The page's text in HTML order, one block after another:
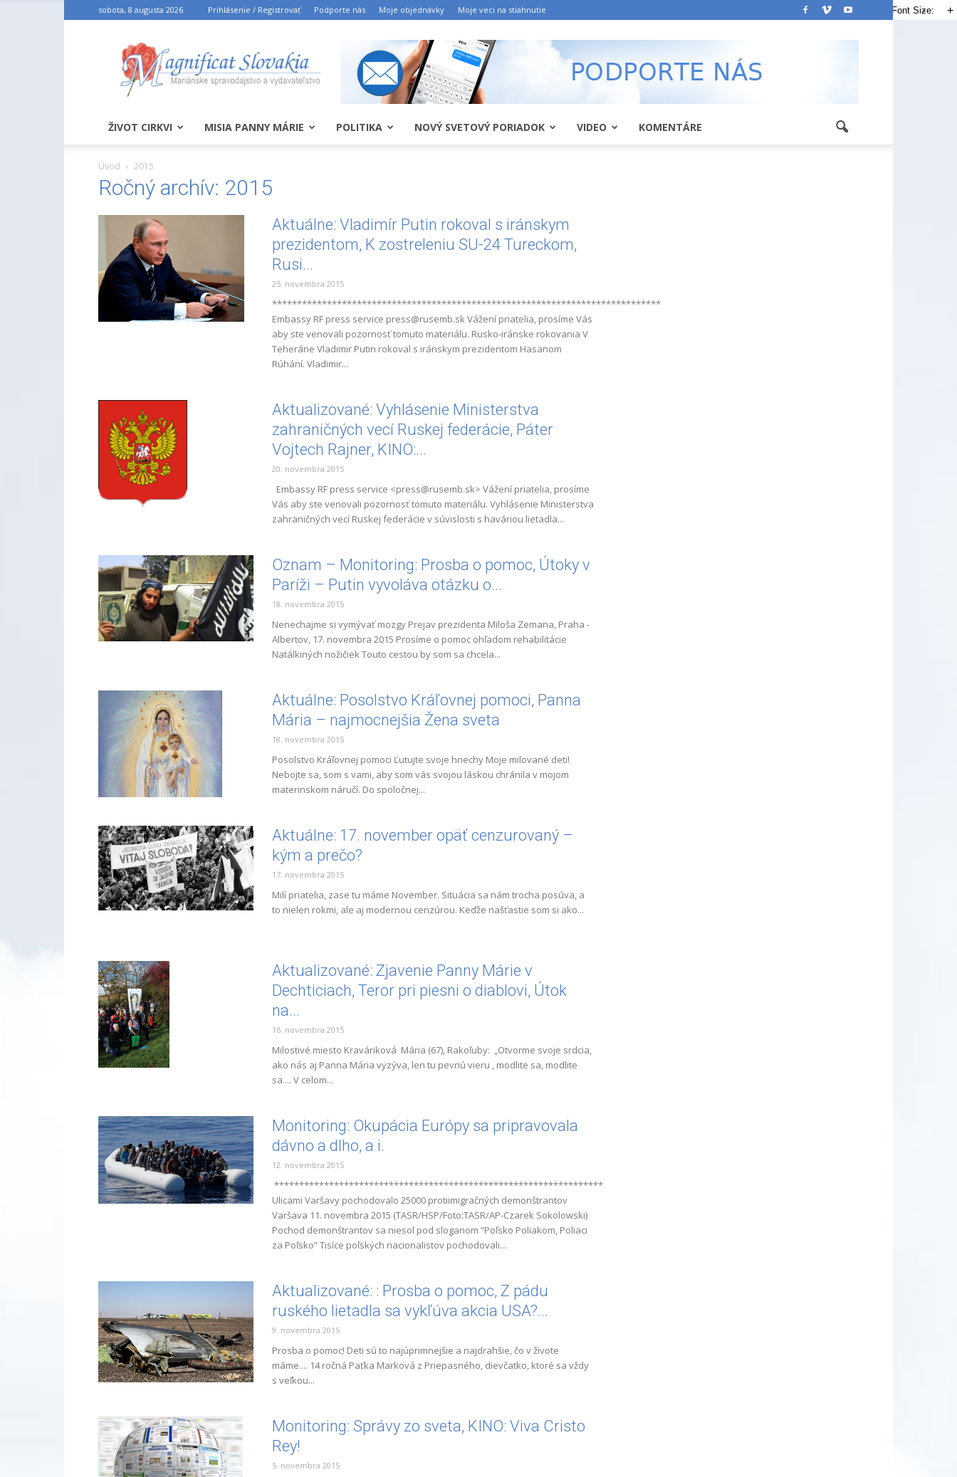
sobota, 8 augusta 2026 Prihlásenie / Registrovať Podporte nás Moje objednávky Moje veci na stiahnutie
ŽIVOT CIRKVI MISIA PANNY MÁRIE POLITIKA NOVÝ SVETOVÝ PORIADOK VIDEO KOMENTÁRE
Úvod 2015
Ročný archív: 2015
Aktuálne: Vladimír Putin rokoval s iránskym
prezidentom, K zostreleniu SU-24 Tureckom,
Rusi...
25. novembra 2015
******************************************************************************
Embassy RF press service press@rusemb.sk Vážení priatelia, prosíme Vás
aby ste venovali pozornosť tomuto materiálu. Rusko-iránske rokovania V
Teheráne Vladimir Putin rokoval s iránskym prezidentom Hasanom
Rúhání. Vladimir...
Aktualizované: Vyhlásenie Ministerstva
zahraničných vecí Ruskej federácie, Páter
Vojtech Rajner, KINO:...
20. novembra 2015
Embassy RF press service <press@rusemb.sk> Vážení priatelia, prosíme
Vás aby ste venovali pozornosť tomuto materiálu. Vyhlásenie Ministerstva
zahraničných vecí Ruskej federácie v súvislosti s haváriou lietadla...
Oznam – Monitoring: Prosba o pomoc, Útoky v
Paríži – Putin vyvoláva otázku o...
18. novembra 2015
Nenechajme si vymývať mozgy Prejav prezidenta Miloša Zemana, Praha -
Albertov, 17. novembra 2015 Prosíme o pomoc ohľadom rehabilitácie
Natálkiných nožičiek Touto cestou by som sa chcela...
Aktuálne: Posolstvo Kráľovnej pomoci, Panna
Mária – najmocnejšia Žena sveta
18. novembra 2015
Posolstvo Kráľovnej pomoci Ľutujte svoje hriechy Moje milované deti!
Nebojte sa, som s vami, aby som vás svojou láskou chránila v mojom
materinskom náručí. Do spoločnej...
Aktuálne: 17. november opäť cenzurovaný –
kým a prečo?
17. novembra 2015
Milí priatelia, zase tu máme November. Situácia sa nám trocha posúva, a
to nielen rokmi, ale aj modernou cenzúrou. Keďže našťastie som si ako...
Aktualizované: Zjavenie Panny Márie v
Dechticiach, Teror pri piesni o diablovi, Útok
na...
16. novembra 2015
Milostivé miesto Kraváriková Mária (67), Rakoľuby: „Otvorme svoje srdcia,
ako nás aj Panna Mária vyzýva, len tu pevnú vieru , modlite sa, modlite
sa.... V celom...
Monitoring: Okupácia Európy sa pripravovala
dávno a dlho, a i.
12. novembra 2015
******************************************************************
Ulicami Varšavy pochodovalo 25000 protiimigračných demonštrantov
Varšava 11. novembra 2015 (TASR/HSP/Foto:TASR/AP-Czarek Sokolowski)
Pochod demonštrantov sa niesol pod sloganom “Poľsko Poliakom, Poliaci
za Poľsko” Tisíce poľských nacionalistov pochodovali...
Aktualizované: : Prosba o pomoc, Z pádu
ruského lietadla sa vykľúva akcia USA?...
9. novembra 2015
Prosba o pomoc! Deti sú to najúprimnejšie a najdrahšie, čo v živote
máme.... 14 ročná Paťka Marková z Priepasného, dievčatko, ktoré sa vždy
s veľkou...
Monitoring: Správy zo sveta, KINO: Viva Cristo
Rey!
5. novembra 2015
Font Size:
- +